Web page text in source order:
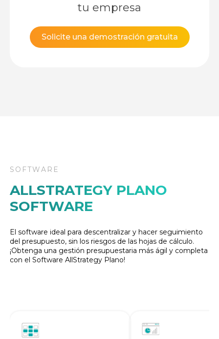
tu empresa
Solicite una demostración gratuita
SOFTWARE
ALLSTRATEGY PLANO
SOFTWARE
El software ideal para descentralizar y hacer seguimiento
del presupuesto, sin los riesgos de las hojas de cálculo.
¡Obtenga una gestión presupuestaria más ágil y completa
con el Software AllStrategy Plano!